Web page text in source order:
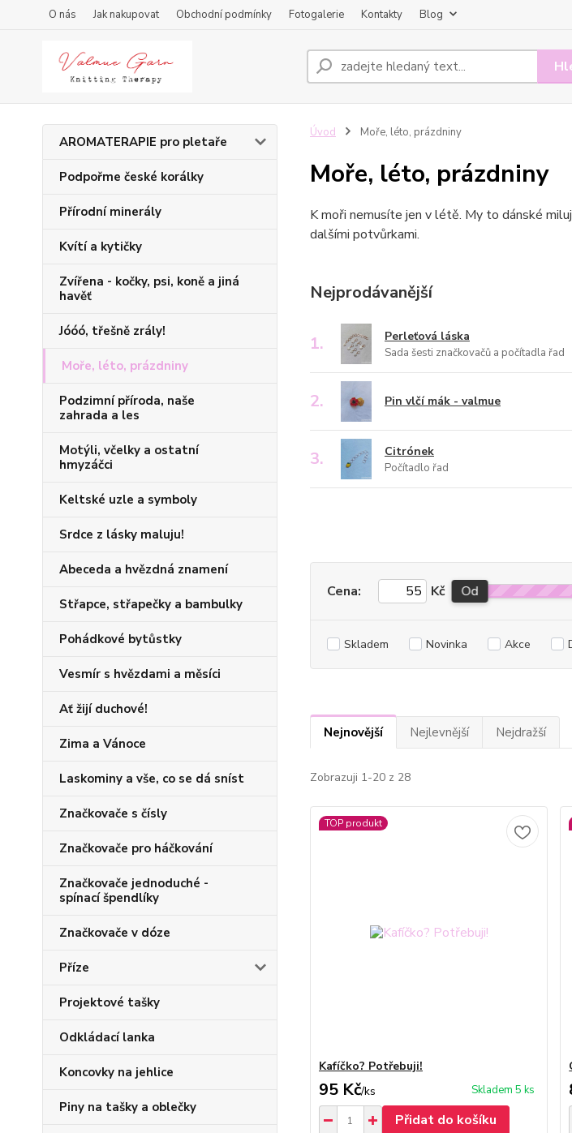
O nás Jak nakupovat Obchodní podmínky Fotogalerie Kontakty Blog
AROMATERAPIE pro pletaře
Podpořme české korálky
Přírodní minerály
Kvítí a kytičky
Zvířena - kočky, psi, koně a jiná
havěť
Jóóó, třešně zrály!
Moře, léto, prázdniny
Podzimní příroda, naše
zahrada a les
Motýli, včelky a ostatní
hmyzáčci
Keltské uzle a symboly
Srdce z lásky maluju!
Abeceda a hvězdná znamení
Střapce, střapečky a bambulky
Pohádkové bytůstky
Vesmír s hvězdami a měsíci
Ať žijí duchové!
Zima a Vánoce
Laskominy a vše, co se dá sníst
Značkovače s čísly
Značkovače pro háčkování
Značkovače jednoduché -
spínací špendlíky
Značkovače v dóze
Příze
Projektové tašky
Odkládací lanka
Koncovky na jehlice
Piny na tašky a oblečky
Úvod Moře, léto, prázdniny
Moře, léto, prázdniny
K moři nemusíte jen v létě. My to dánské
dalšími potvůrkami.
Nejprodávanější
1. Perleťová láska
Sada šesti značkovačů a počítadla řad
2. Pin vlčí mák - valmue
3. Citrónek
Počítadlo řad
Cena: Kč Od
Skladem Novinka Akce
Nejnovější Nejlevnější Nejdražší
Zobrazuji 1-20 z 28
TOP produkt
Kafíčko? Potřebuji!
95 Kč/ks Skladem 5 ks
Přidat do košíku